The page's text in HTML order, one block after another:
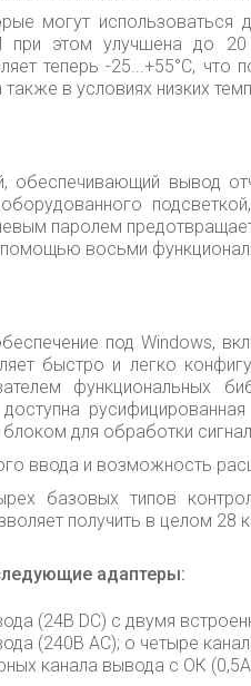
могут
при этом улучшена до
теперь -25...+55°С,
в условиях низких
обеспечивающий вывод
паролем
восьми
под Windows,
быстро и легко
функциональных
доступна
для обработки
ввода и возможность
базовых типов
получить в целом 28
адаптеры:
(24В DC) с двумя
(240В АС); o четыре
канала вывода с ОК